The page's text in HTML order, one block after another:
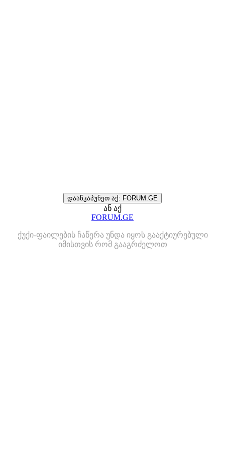
დააწკაპუნეთ აქ: FORUM.GE
ან აქ
FORUM.GE
ქუქი-ფაილების ჩაწერა უნდა იყოს გააქტიურებული
იმისთვის რომ გააგრძელოთ